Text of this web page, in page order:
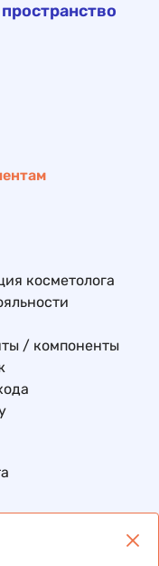
косметолога
/ компоненты